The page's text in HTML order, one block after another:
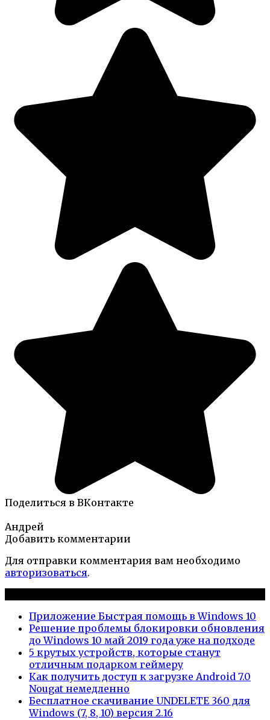
Поделиться в ВКонтакте
Андрей
Добавить комментарии
Для отправки комментария вам необходимо
авторизоваться.
Приложение Быстрая помощь в Windows 10
Решение проблемы блокировки обновления
до Windows 10 май 2019 года уже на подходе
5 крутых устройств, которые станут
отличным подарком геймеру
Как получить доступ к загрузке Android 7.0
Nougat немедленно
Бесплатное скачивание UNDELETE 360 для
Windows (7, 8, 10) версия 2.16